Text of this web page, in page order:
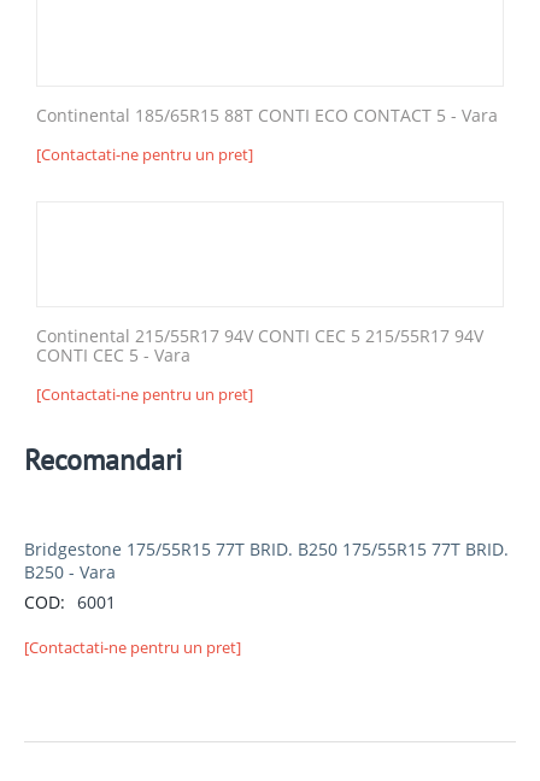
Continental 185/65R15 88T CONTI ECO CONTACT 5 - Vara
[Contactati-ne pentru un pret]
Continental 215/55R17 94V CONTI CEC 5 215/55R17 94V
CONTI CEC 5 - Vara
[Contactati-ne pentru un pret]
Recomandari
Bridgestone 175/55R15 77T BRID. B250 175/55R15 77T BRID.
B250 - Vara
COD: 6001
[Contactati-ne pentru un pret]